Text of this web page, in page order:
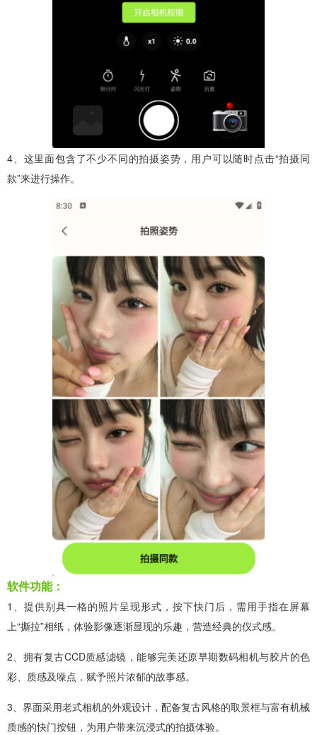
4、这里面包含了不少不同的拍摄姿势，用户可以随时点击“拍摄同
款”来进行操作。
软件功能：
1、提供别具一格的照片呈现形式，按下快门后，需用手指在屏幕
上“撕拉”相纸，体验影像逐渐显现的乐趣，营造经典的仪式感。
2、拥有复古CCD质感滤镜，能够完美还原早期数码相机与胶片的色
彩、质感及噪点，赋予照片浓郁的故事感。
3、界面采用老式相机的外观设计，配备复古风格的取景框与富有机械
质感的快门按钮，为用户带来沉浸式的拍摄体验。